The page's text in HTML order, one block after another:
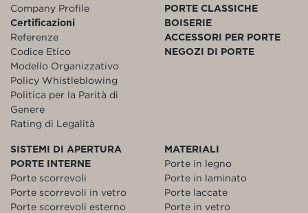
Company Profile
Certificazioni
Referenze
Codice Etico
Modello Organizzativo
Policy Whistleblowing
Politica per la Parità di
Genere
Rating di Legalità
PORTE CLASSICHE
BOISERIE
ACCESSORI PER PORTE
NEGOZI DI PORTE
SISTEMI DI APERTURA
PORTE INTERNE
Porte scorrevoli
Porte scorrevoli in vetro
Porte scorrevoli esterno
MATERIALI
Porte in legno
Porte in laminato
Porte laccate
Porte in vetro